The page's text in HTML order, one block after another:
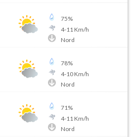
75%
4-11 Km/h
Nord
78%
4-10Km/h
Nord
71%
4-11 Km/h
Nord